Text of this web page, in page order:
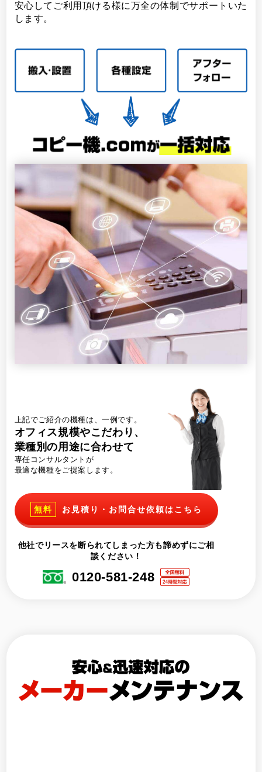
安心してご利用頂ける様に万全の体制でサポートいた
します。
上記でご紹介の機種は、一例です。
オフィス規模やこだわり、
業種別の用途に合わせて
専任コンサルタントが
最適な機種をご提案します。
無料 お見積り・お問合せ依頼はこちら
他社でリースを断られてしまった方も諦めずにご相
談ください！
0120-581-248